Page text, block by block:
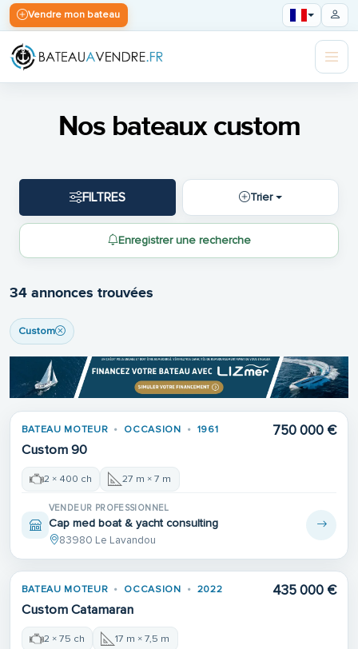
Vendre mon bateau
Nos bateaux custom
FILTRES Trier
Enregistrer une recherche
34 annonces trouvées
Custom
BATEAU MOTEUR OCCASION 1961
Custom 90
750 000 €
2 × 400 ch 27 m × 7 m
VENDEUR PROFESSIONNEL
Cap med boat & yacht consulting
83980 Le Lavandou
BATEAU MOTEUR OCCASION 2022
Custom Catamaran
435 000 €
2 × 75 ch 17 m × 7,5 m